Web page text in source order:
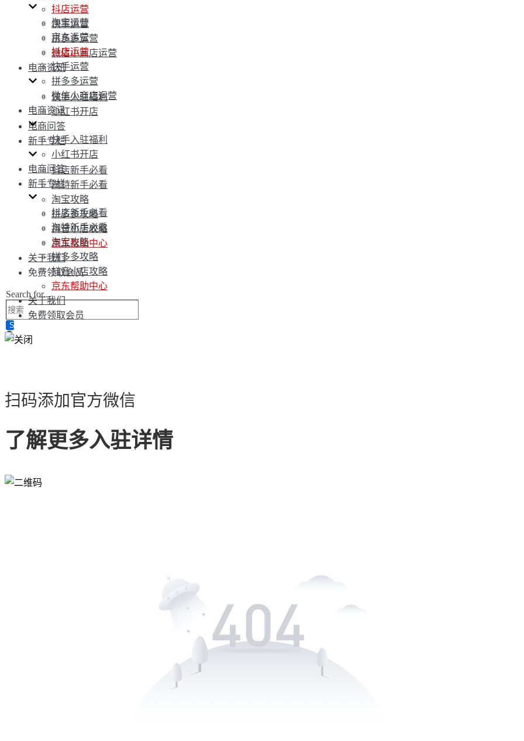
抖店运营
快手运营
拼多多运营
微信小商店运营
电商资讯
快手入驻福利
小红书开店
电商问答
新手专栏
抖店新手必看
淘特新手必看
淘宝攻略
拼多多攻略
抖音小店攻略
京东帮助中心
关于我们
免费领取会员
Search for...
淘宝运营
京东运营
抖店运营
快手运营
拼多多运营
微信小商店运营
电商资讯
快手入驻福利
小红书开店
电商问答
新手专栏
抖店新手必看
淘特新手必看
淘宝攻略
拼多多攻略
抖音小店攻略
京东帮助中心
关于我们
免费领取会员
扫码添加官方微信
了解更多入驻详情